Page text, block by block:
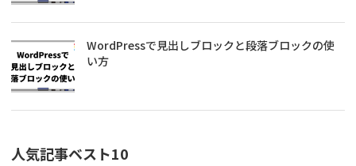
WordPressで見出しブロックと段落ブロックの使
い方
人気記事ベスト10